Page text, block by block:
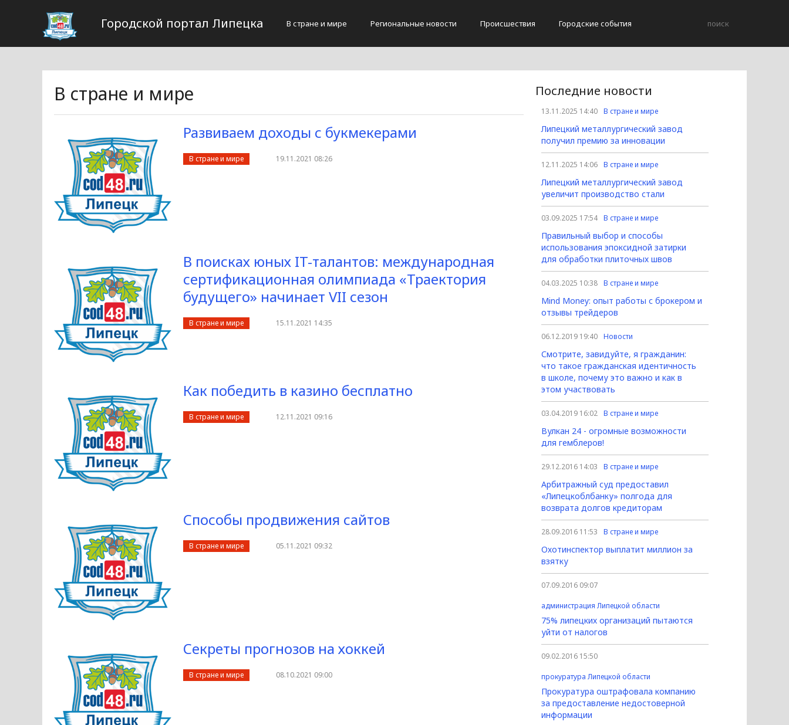
Городской портал Липецка В стране и мире Региональные новости Происшествия Городские события
В стране и мире
Развиваем доходы с букмекерами
В стране и мире 19.11.2021 08:26
В поисках юных IT-талантов: международная
сертификационная олимпиада «Траектория
будущего» начинает VII сезон
В стране и мире 15.11.2021 14:35
Как победить в казино бесплатно
В стране и мире 12.11.2021 09:16
Способы продвижения сайтов
В стране и мире 05.11.2021 09:32
Секреты прогнозов на хоккей
В стране и мире 08.10.2021 09:00
Последние новости
13.11.2025 14:40 В стране и мире
Липецкий металлургический завод
получил премию за инновации
12.11.2025 14:06 В стране и мире
Липецкий металлургический завод
увеличит производство стали
03.09.2025 17:54 В стране и мире
Правильный выбор и способы
использования эпоксидной затирки
для обработки плиточных швов
04.03.2025 10:38 В стране и мире
Mind Money: опыт работы с брокером и
отзывы трейдеров
06.12.2019 19:40 Новости
Смотрите, завидуйте, я гражданин:
что такое гражданская идентичность
в школе, почему это важно и как в
этом участвовать
03.04.2019 16:02 В стране и мире
Вулкан 24 - огромные возможности
для гемблеров!
29.12.2016 14:03 В стране и мире
Арбитражный суд предоставил
«Липецкоблбанку» полгода для
возврата долгов кредиторам
28.09.2016 11:53 В стране и мире
Охотинспектор выплатит миллион за
взятку
07.09.2016 09:07
администрация Липецкой области
75% липецких организаций пытаются
уйти от налогов
09.02.2016 15:50
прокуратура Липецкой области
Прокуратура оштрафовала компанию
за предоставление недостоверной
информации